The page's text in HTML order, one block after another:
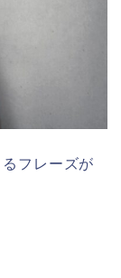
フレーズが